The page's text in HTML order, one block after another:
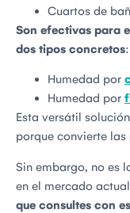
Cuartos de
Son efectivas para
dos tipos concretos:
Humedad por
Humedad por
Esta versátil
porque convierte las
Sin embargo, no es
en el mercado
que consultes con